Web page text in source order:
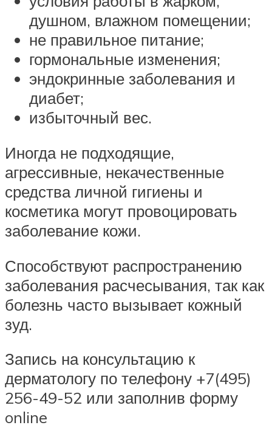
душном, влажном помещении;
не правильное питание;
гормональные изменения;
эндокринные заболевания и
диабет;
избыточный вес.
Иногда не подходящие,
агрессивные, некачественные
средства личной гигиены и
косметика могут провоцировать
заболевание кожи.
Способствуют распространению
заболевания расчесывания, так как
болезнь часто вызывает кожный
зуд.
Запись на консультацию к
дерматологу по телефону +7(495)
256-49-52 или заполнив форму
online